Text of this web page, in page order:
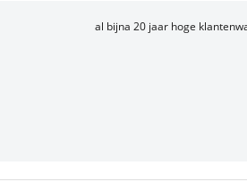
al bijna 20 jaar hoge